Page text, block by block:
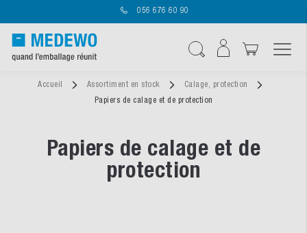
056 676 60 90
Accueil Assortiment en stock
Calage, protection
Papiers de calage et de protection
Papiers de calage et de
protection